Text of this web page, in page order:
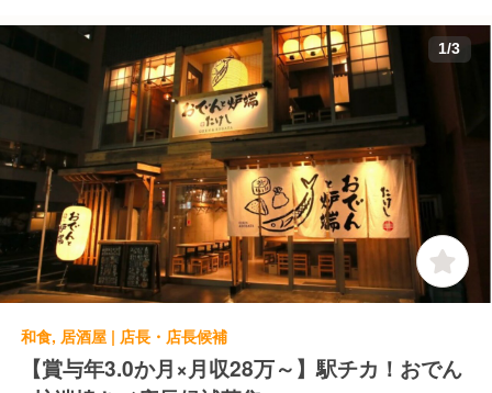
1/3
和食, 居酒屋 | 店長・店長候補
【賞与年3.0か月×月収28万～】駅チカ！おでん